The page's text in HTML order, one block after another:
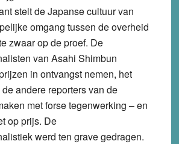
stelt de Japanse cultuur van
omgang tussen de overheid
zwaar op de proef. De
van Asahi Shimbun
in ontvangst nemen, het
andere reporters van de
met forse tegenwerking – en
op prijs. De
werd ten grave gedragen.